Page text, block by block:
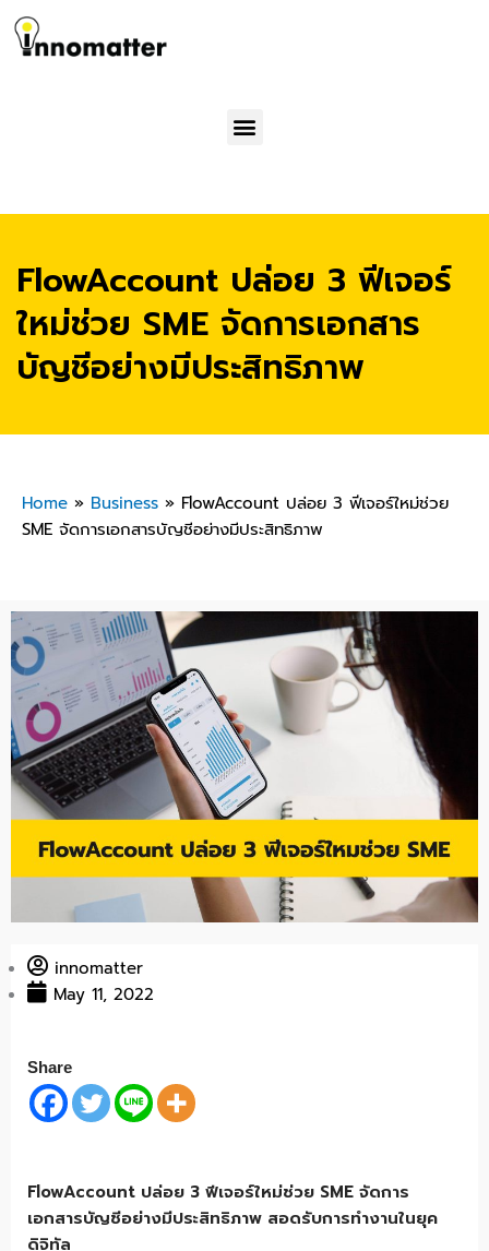
Menu
FlowAccount ปล่อย 3 ฟีเจอร์
ใหม่ช่วย SME จัดการเอกสาร
บัญชีอย่างมีประสิทธิภาพ
Home » Business » FlowAccount ปล่อย 3 ฟีเจอร์ใหม่ช่วย
SME จัดการเอกสารบัญชีอย่างมีประสิทธิภาพ
innomatter
May 11, 2022
Share
FlowAccount ปล่อย 3 ฟีเจอร์ใหม่ช่วย SME จัดการ
เอกสารบัญชีอย่างมีประสิทธิภาพ สอดรับการทำงานในยุค
ดิจิทัล